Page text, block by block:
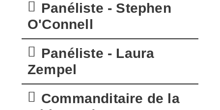
Panéliste - Stephen
O'Connell
Panéliste - Laura
Zempel
Commanditaire de la